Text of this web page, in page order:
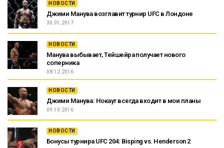
НОВОСТИ
Джими Манува возглавит турнир UFC в Лондоне
30.01.2017
НОВОСТИ
Манува выбывает, Тейшейра получает нового
соперника
08.12.2016
НОВОСТИ
Джими Манува: Нокаут всегда входит в мои планы
09.10.2016
НОВОСТИ
Бонусы турнира UFC 204: Bisping vs. Henderson 2